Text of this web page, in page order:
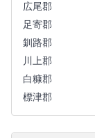
広尾郡
足寄郡
釧路郡
川上郡
白糠郡
標津郡